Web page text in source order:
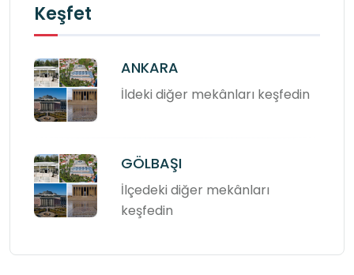
Keşfet
ANKARA
İldeki diğer mekânları keşfedin
GÖLBAŞI
İlçedeki diğer mekânları
keşfedin